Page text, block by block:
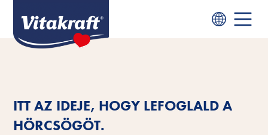
ITT AZ IDEJE, HOGY LEFOGLALD A
HÖRCSÖGÖT.